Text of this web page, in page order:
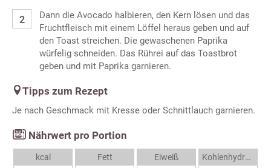
Dann die Avocado halbieren, den Kern lösen und das
Fruchtfleisch mit einem Löffel heraus geben und auf
den Toast streichen. Die gewaschenen Paprika
würfelig schneiden. Das Rührei auf das Toastbrot
geben und mit Paprika garnieren.
Tipps zum Rezept
Je nach Geschmack mit Kresse oder Schnittlauch garnieren.
Nährwert pro Portion
kcal
Fett
Eiweiß
Kohlenhydrate